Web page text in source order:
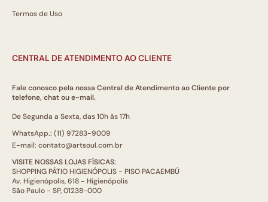
Termos de Uso
CENTRAL DE ATENDIMENTO AO CLIENTE
Fale conosco pela nossa Central de Atendimento ao Cliente por
telefone, chat ou e-mail.
De Segunda a Sexta, das 10h às 17h
WhatsApp.: (11) 97283-9009
E-mail: contato@artsoul.com.br
VISITE NOSSAS LOJAS FÍSICAS:
SHOPPING PÁTIO HIGIENÓPOLIS - PISO PACAEMBÚ
Av. Higienópolis, 618 - Higienópolis
São Paulo - SP, 01238-000